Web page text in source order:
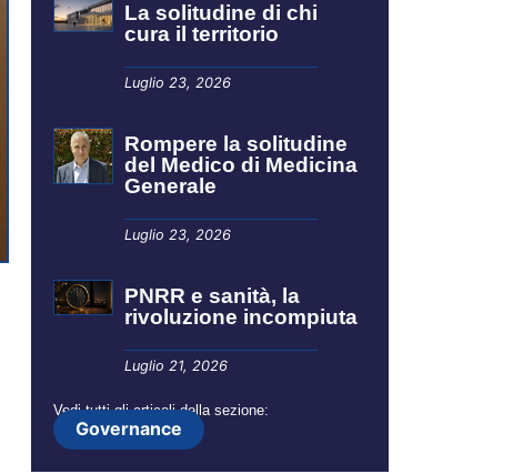
La solitudine di chi
cura il territorio
Luglio 23, 2026
Rompere la solitudine
del Medico di Medicina
Generale
Luglio 23, 2026
PNRR e sanità, la
rivoluzione incompiuta
Luglio 21, 2026
Vedi tutti gli articoli della sezione:
Governance